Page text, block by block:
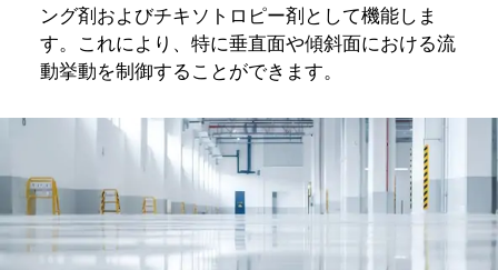
ング剤およびチキソトロピー剤として機能しま
す。これにより、特に垂直面や傾斜面における流
動挙動を制御することができます。